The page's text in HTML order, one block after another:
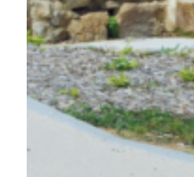
ideal in bestimmten
erfordern bestimmte
umweltbedingte
widerstandsfähige
Typischerweise handelt
um Meeres- oder
Daher ist Edelstahl das
kommende Metall, um
einwandfreie